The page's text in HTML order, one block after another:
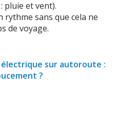
pluie et vent).
sans que cela ne
de voyage.
sur autoroute :
?